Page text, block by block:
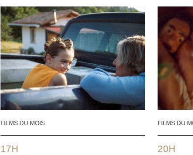
FILMS DU MOIS
17H
FILMS DU
20H